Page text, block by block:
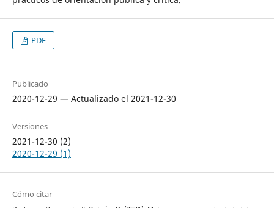
PDF
Publicado
2020-12-29 — Actualizado el 2021-12-30
Versiones
2021-12-30 (2)
2020-12-29 (1)
Cómo citar